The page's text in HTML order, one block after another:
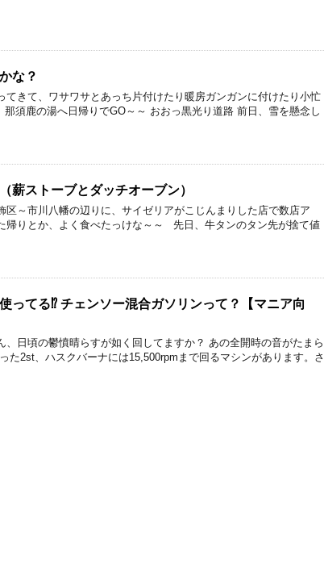
な？
てきて、ワサワサとあっち片付けたり暖房ガンガンに付けたり小忙
那須鹿の湯へ日帰りでGO～～ おおっ黒光り道路 前日、雪を懸念し
薪ストーブとダッチオーブン）
区～市川八幡の辺りに、サイゼリアがこじんまりした店で数店ア
帰りとか、よく食べたっけな～～ 先日、牛タンのタン先が捨て値
ってる⁉ チェンソー混合ガソリンって？【マニア向
、日頃の鬱憤晴らすが如く回してますか？ あの全開時の音がたまら
た2st、ハスクバーナには15,500rpmまで回るマシンがあります。さ